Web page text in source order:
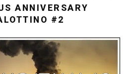
ANNIVERSARY
#2